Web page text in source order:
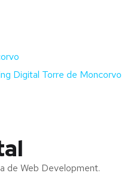
Digital Torre de Moncorvo
de Web Development.